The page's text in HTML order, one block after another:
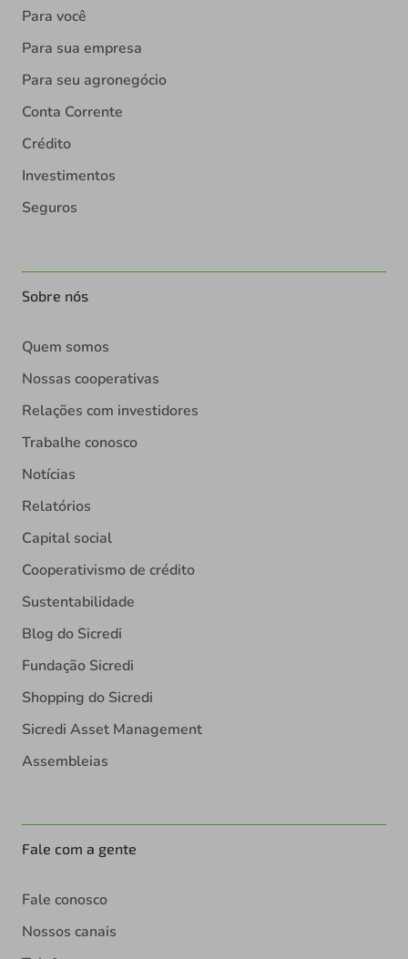
Para você
Para sua empresa
Para seu agronegócio
Conta Corrente
Crédito
Investimentos
Seguros
Sobre nós
Quem somos
Nossas cooperativas
Relações com investidores
Trabalhe conosco
Notícias
Relatórios
Capital social
Cooperativismo de crédito
Sustentabilidade
Blog do Sicredi
Fundação Sicredi
Shopping do Sicredi
Sicredi Asset Management
Assembleias
Fale com a gente
Fale conosco
Nossos canais